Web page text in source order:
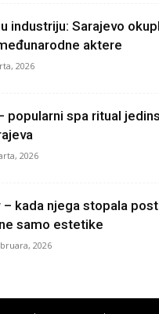
industriju: Sarajevo
aktere
2026
popularni spa ritual
2026
kada njega stopala
samo estetike
2026